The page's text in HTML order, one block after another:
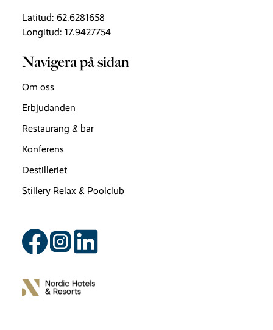
Latitud: 62.6281658
Longitud: 17.9427754
Navigera på sidan
Om oss
Erbjudanden
Restaurang & bar
Konferens
Destilleriet
Stillery Relax & Poolclub